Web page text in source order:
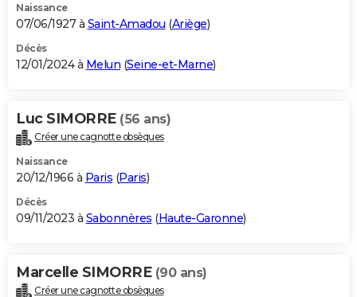
Naissance
07/06/1927 à Saint-Amadou (Ariège)
Décès
12/01/2024 à Melun (Seine-et-Marne)
Luc SIMORRE (56 ans)
Créer une cagnotte obsèques
Naissance
20/12/1966 à Paris (Paris)
Décès
09/11/2023 à Sabonnères (Haute-Garonne)
Marcelle SIMORRE (90 ans)
Créer une cagnotte obsèques